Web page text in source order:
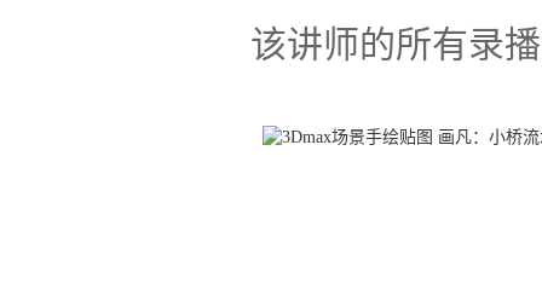
该讲师的所有录